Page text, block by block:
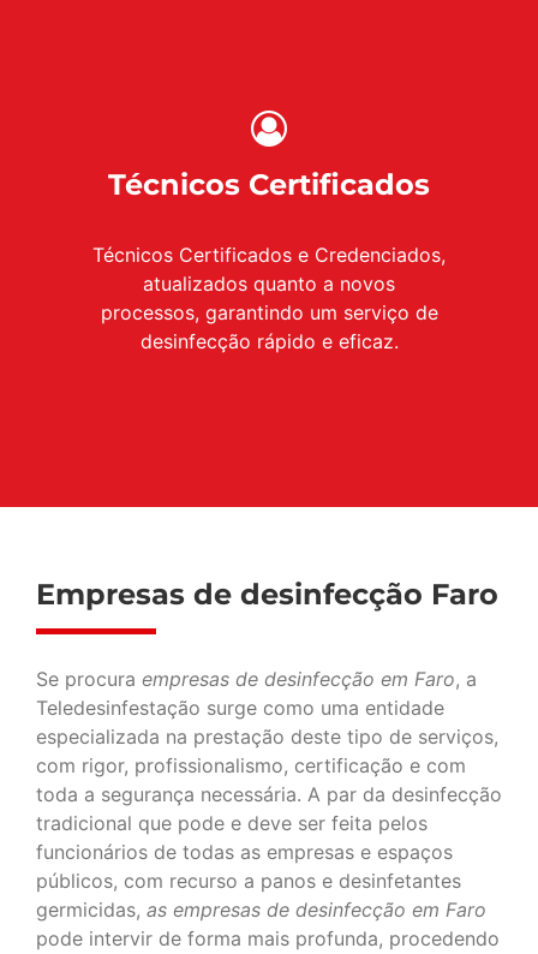
Técnicos Certificados
Técnicos Certificados e Credenciados,
atualizados quanto a novos
processos, garantindo um serviço de
desinfecção rápido e eficaz.
Empresas de desinfecção Faro
Se procura empresas de desinfecção em Faro, a
Teledesinfestação surge como uma entidade
especializada na prestação deste tipo de serviços,
com rigor, profissionalismo, certificação e com
toda a segurança necessária. A par da desinfecção
tradicional que pode e deve ser feita pelos
funcionários de todas as empresas e espaços
públicos, com recurso a panos e desinfetantes
germicidas, as empresas de desinfecção em Faro
pode intervir de forma mais profunda, procedendo